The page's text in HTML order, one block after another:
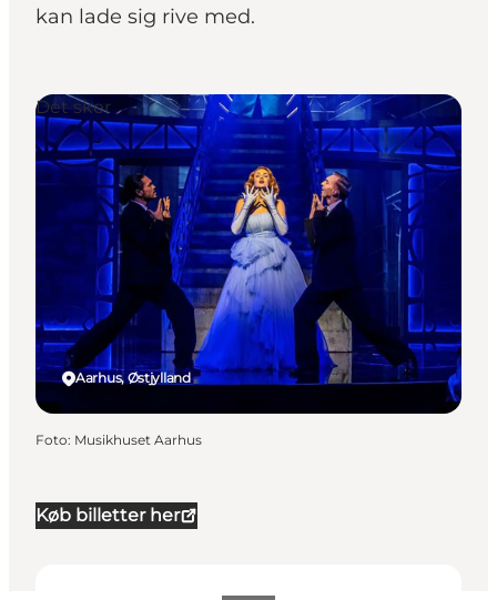
kan lade sig rive med.
Køb billetter her
Aarhus, Østjylland
Det sker
Foto: Musikhuset Aarhus